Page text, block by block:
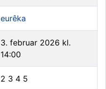
eurêka
3. februar 2026 kl.
14:00
2 3 4 5